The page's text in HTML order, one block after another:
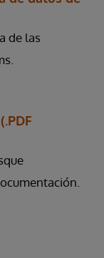
de las